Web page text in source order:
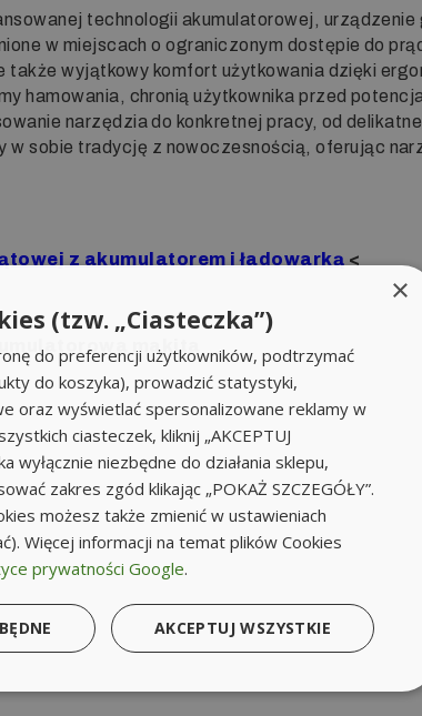
technologii akumulatorowej, urządzenie
w miejscach o ograniczonym dostępie do
wyjątkowy komfort użytkowania dzięki
hamowania, chronią użytkownika przed
narzędzia do konkretnej pracy, od
w sobie tradycję z nowoczesnością, oferując
z akumulatorem i ładowarką <
×
(tzw. „Ciasteczka”)
do preferencji użytkowników, podtrzymać
do koszyka), prowadzić statystyki,
oraz wyświetlać spersonalizowane reklamy w
ciasteczek, kliknij „AKCEPTUJ
wyłącznie niezbędne do działania sklepu,
zakres zgód klikając „POKAŻ SZCZEGÓŁY”.
możesz także zmienić w ustawieniach
Więcej informacji na temat plików Cookies
prywatności Google.
AKCEPTUJ WSZYSTKIE